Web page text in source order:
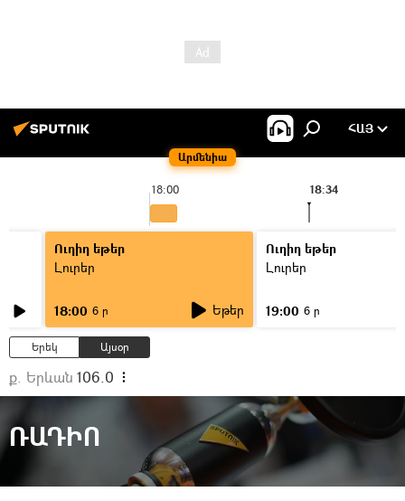
Արմենիա
ՀԱՅ
18:00 18:34
Ուղիղ եթեր
Լուրեր
18:00 6 ր Եթեր
Ուղիղ եթեր
Լուրեր
19:00 6 ր
Երեկ Այսօր
ք. Երևան 106.0
ՌԱԴԻՈ